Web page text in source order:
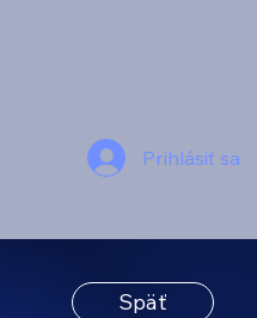
Prihlásiť sa
Späť